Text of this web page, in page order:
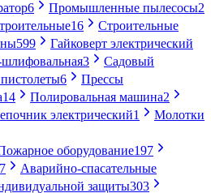
6 Промышленные пылесосы2
16
Строительные
599
Гайковерт электрический
3
Садовый
6
Прессы
14 Полировальная машина2
электрический1
Молотки
оборудование197
Аварийно-спасательные
защиты303